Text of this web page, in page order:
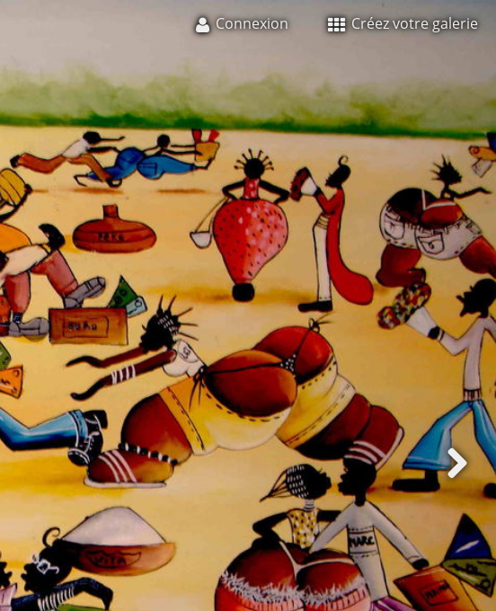
Connexion Créez votre galerie